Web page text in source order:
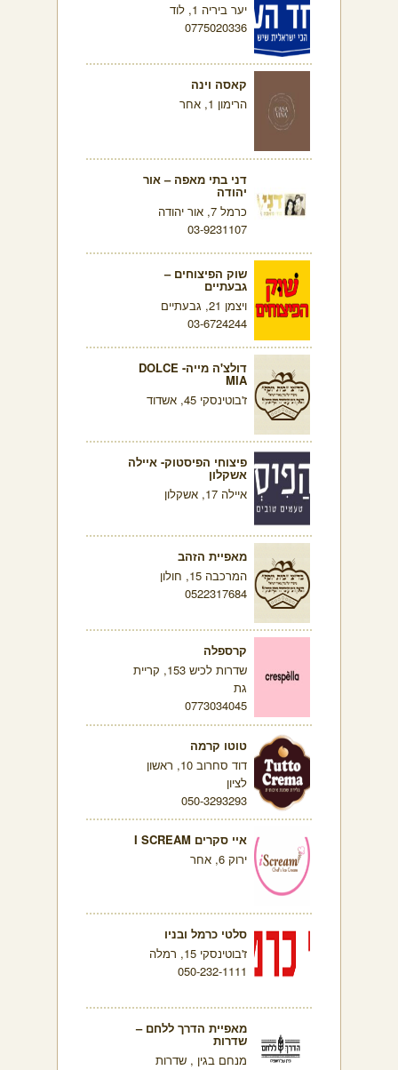
יער ביריה 1, לוד
0775020336
קאסה וינה
הרימון 1, אחר
דני בתי מאפה – אור
יהודה
כרמל 7, אור יהודה
03-9231107
שוק הפיצוחים –
גבעתיים
ויצמן 21, גבעתיים
03-6724244
דולצ'ה מייה- DOLCE
MIA
ז'בוטינסקי 45, אשדוד
פיצוחי הפיסטוק- איילה
אשקלון
איילה 17, אשקלון
מאפיית הזהב
המרכבה 15, חולון
0522317684
קרספלה
שדרות לכיש 153, קריית
גת
0773034045
טוטו קרמה
דוד סחרוב 10, ראשון
לציון
050-3293293
איי סקרים I SCREAM
ירוק 6, אחר
סלטי כרמל ובניו
ז'בוטינסקי 15, רמלה
050-232-1111
מאפיית הדרך ללחם –
שדרות
מנחם בגין , שדרות